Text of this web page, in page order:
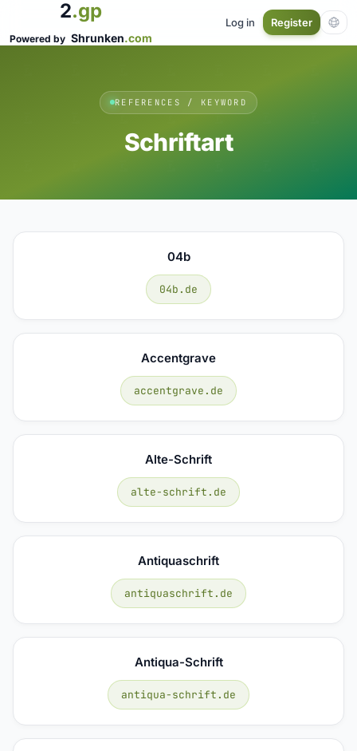
2.gp
Powered by Shrunken.com
Log in Register
REFERENCES / KEYWORD
Schriftart
04b
04b.de
Accentgrave
accentgrave.de
Alte-Schrift
alte-schrift.de
Antiquaschrift
antiquaschrift.de
Antiqua-Schrift
antiqua-schrift.de